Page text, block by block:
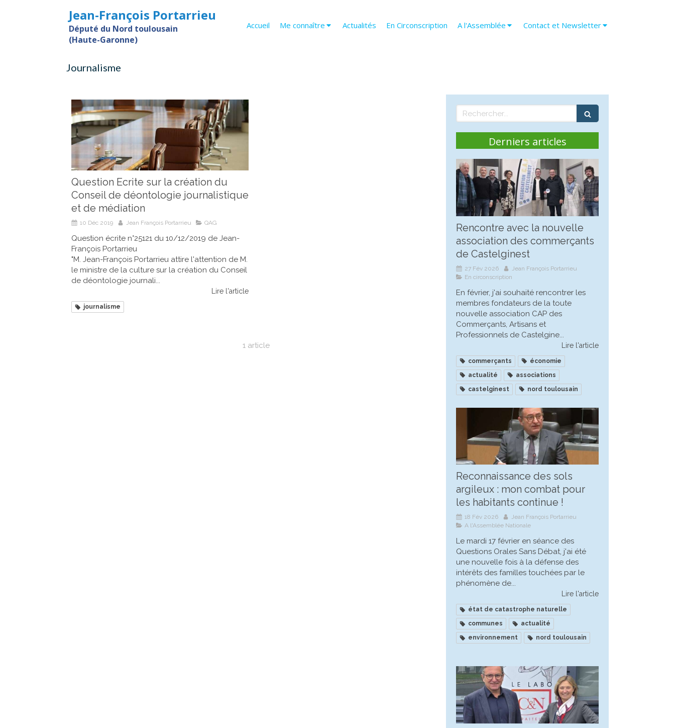
Accueil Me connaître Actualités En Circonscription A l'Assemblée Contact et Newsletter
Jean-François Portarrieu
Député du Nord toulousain
(Haute-Garonne)
Journalisme
Question Ecrite sur la création du
Conseil de déontologie journalistique
et de médiation
10 Déc 2019 Jean François Portarrieu QAG
Question écrite n°25121 du 10/12/2019 de Jean-
François Portarrieu
"M. Jean-François Portarrieu attire l'attention de M.
le ministre de la culture sur la création du Conseil
de déontologie journali...
Lire l'article
journalisme
1 article
Rechercher
Derniers articles
Rencontre avec la nouvelle
association des commerçants
de Castelginest
27 Fév 2026
Jean François Portarrieu
En circonscription
En février, j'ai souhaité rencontrer les
membres fondateurs de la toute
nouvelle association CAP des
Commerçants, Artisans et
Professionnels de Castelgine...
Lire l'article
commerçants
économie
actualité
associations
castelginest
nord toulousain
Reconnaissance des sols
argileux : mon combat pour
les habitants continue !
18 Fév 2026
Jean François Portarrieu
A l'Assemblée Nationale
Le mardi 17 février en séance des
Questions Orales Sans Débat, j'ai été
une nouvelle fois à la défense des
intérêts des familles touchées par le
phénomène de...
Lire l'article
état de catastrophe naturelle
communes
actualité
environnement
nord toulousain